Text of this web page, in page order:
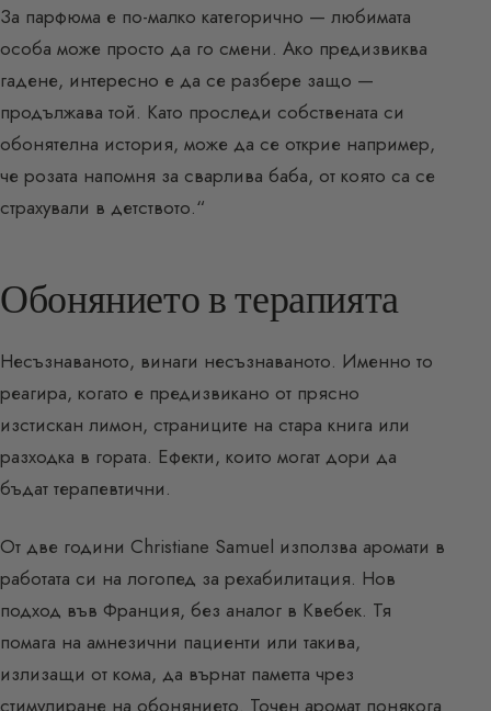
За парфюма е по-малко категорично — любимата
особа може просто да го смени. Ако предизвиква
гадене, интересно е да се разбере защо —
продължава той. Като проследи собствената си
обонятелна история, може да се открие например,
че розата напомня за сварлива баба, от която са се
страхували в детството.“
Обонянието в терапията
Несъзнаваното, винаги несъзнаваното. Именно то
реагира, когато е предизвикано от прясно
изстискан лимон, страниците на стара книга или
разходка в гората. Ефекти, които могат дори да
бъдат терапевтични.
От две години Christiane Samuel използва аромати в
работата си на логопед за рехабилитация. Нов
подход във Франция, без аналог в Квебек. Тя
помага на амнезични пациенти или такива,
излизащи от кома, да върнат паметта чрез
стимулиране на обонянието. Точен аромат понякога